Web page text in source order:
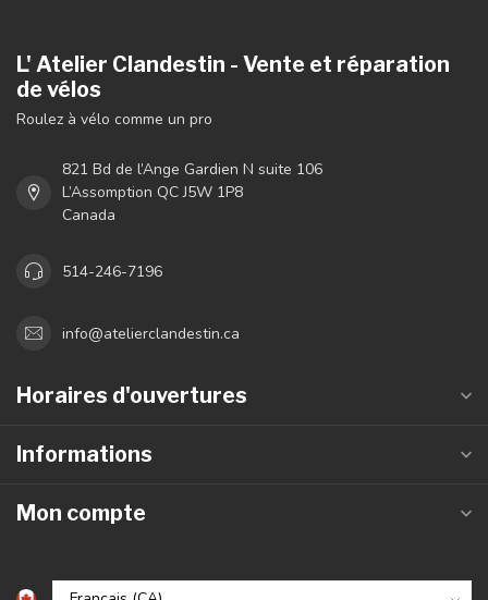
L' Atelier Clandestin - Vente et réparation
de vélos
Roulez à vélo comme un pro
821 Bd de l’Ange Gardien N suite 106
L’Assomption QC J5W 1P8
Canada
514-246-7196
info@atelierclandestin.ca
Horaires d'ouvertures
Informations
Mon compte